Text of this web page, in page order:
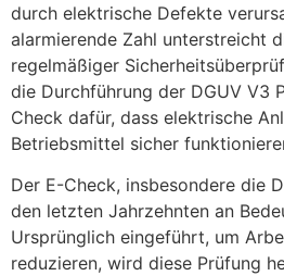
durch elektrische Defekte
alarmierende Zahl unterstreicht
regelmäßiger
die Durchführung der DGUV V3
Check dafür, dass elektrische
Betriebsmittel sicher
Der E-Check, insbesondere die
den letzten Jahrzehnten an
Ursprünglich eingeführt, um
reduzieren, wird diese Prüfung